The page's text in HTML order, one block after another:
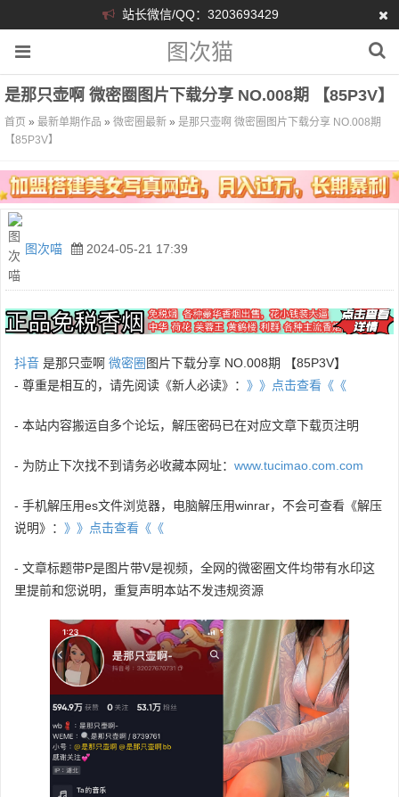
站长微信/QQ：3203693429
图次猫
是那只壶啊 微密圈图片下载分享 NO.008期 【85P3V】
首页 » 最新单期作品 » 微密圈最新 » 是那只壶啊 微密圈图片下载分享 NO.008期
【85P3V】
图次喵 2024-05-21 17:39
抖音 是那只壶啊 微密圈 图片下载分享 NO.008期 【85P3V】
- 尊重是相互的，请先阅读《新人必读》： 》》点击查看《《
- 本站内容搬运自多个论坛，解压密码已在对应文章下载页注明
- 为防止下次找不到请务必收藏本网址： www.tucimao.com.com
- 手机解压用es文件浏览器，电脑解压用winrar，不会可查看《解压
说明》： 》》点击查看《《
- 文章标题带P是图片带V是视频，全网的微密圈文件均带有水印这
里提前和您说明，重复声明本站不发违规资源